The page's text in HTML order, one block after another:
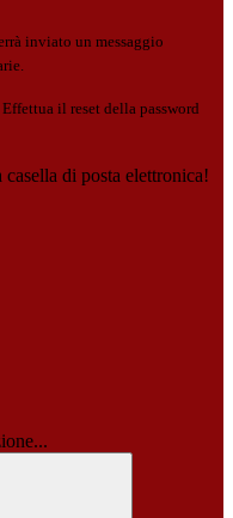
inviato un messaggio
il reset della password
di posta elettronica!